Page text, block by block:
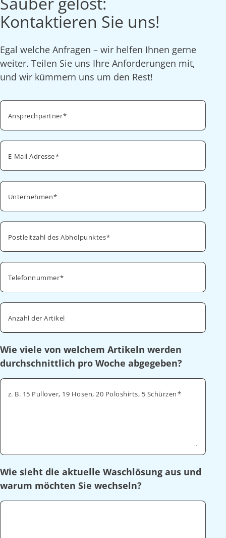
Kontaktieren Sie uns!
Egal welche Anfragen – wir helfen Ihnen gerne
weiter. Teilen Sie uns Ihre Anforderungen mit,
und wir kümmern uns um den Rest!
Ansprechpartner
E-Mail Adresse
Unternehmen
Postleitzahl des Abholpunktes
Telefonnummer
Anzahl der Artikel
Wie viele von welchem Artikeln werden
durchschnittlich pro Woche abgegeben?
z. B. 15 Pullover, 19 Hosen, 20 Poloshirts, 5 Schürzen
Wie sieht die aktuelle Waschlösung aus und
warum möchten Sie wechseln?